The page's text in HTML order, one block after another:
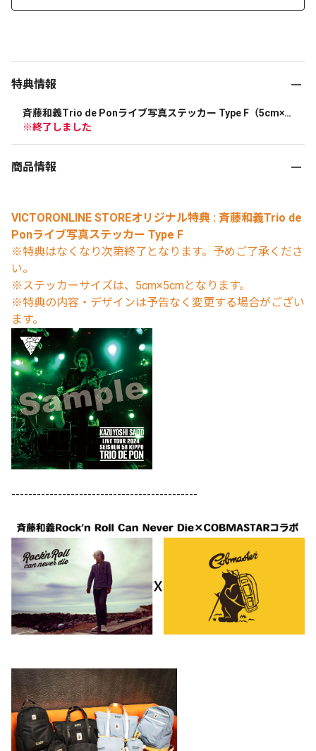
特典情報
斉藤和義Trio de Ponライブ写真ステッカー Type F（5cm×5
cm）
※終了しました
商品情報
VICTORONLINE STOREオリジナル特典 : 斉藤和義Trio de
Ponライブ写真ステッカー Type F
※特典はなくなり次第終了となります。予めご了承くださ
い。
※ステッカーサイズは、5cm×5cmとなります。
※特典の内容・デザインは予告なく変更する場合がござい
ます。
--------------------------------------------